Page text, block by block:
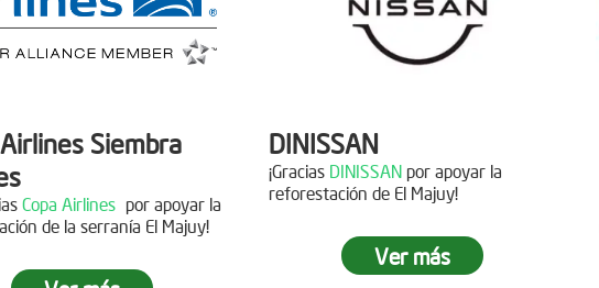
Siembra
Copa Airlines por apoyar la
de la serranía El Majuy!
DINISSAN
¡Gracias DINISSAN por apoyar la
reforestación de El Majuy!
Siembra en el páramo de
Sumapaz
Ver más